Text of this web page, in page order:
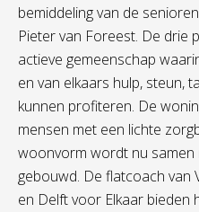
bemiddeling van de
Pieter van Foreest. De drie
actieve gemeenschap
en van elkaars hulp, steun,
kunnen profiteren. De
mensen met een lichte
woonvorm wordt nu
gebouwd. De flatcoach van
en Delft voor Elkaar bieden